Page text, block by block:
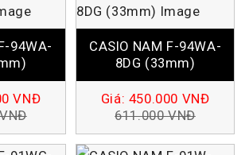
94WA-
VNĐ
CASIO NAM F-94WA-
8DG (33mm)
Giá: 450.000 VNĐ
611.000VNĐ